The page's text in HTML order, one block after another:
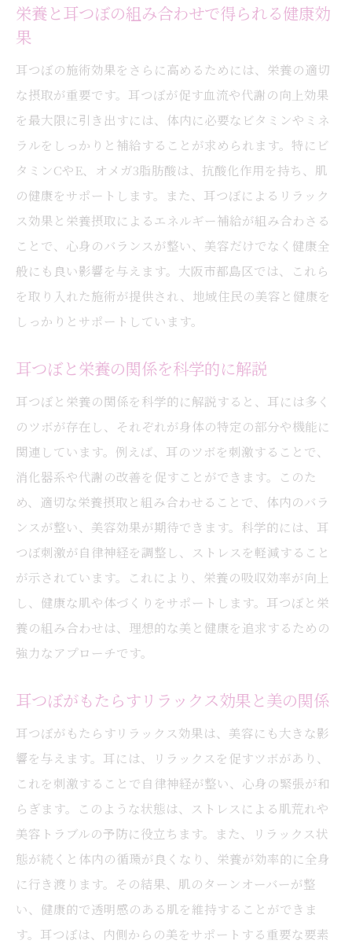
耳つぼと栄養の相乗効果で得る美容の秘訣
日常生活に取り入れる耳つぼと栄養のコツ
耳つぼと栄養を用いたホリスティックアプ
ローチ
内代町のサロンで耳つぼ美容法を試そう
内代町で人気の耳つぼサロンの選び方
耳つぼ施術を受ける前の準備と心構え
サロンでの耳つぼ体験後のアフターケア
耳つぼ施術がもたらす美肌効果
耳つぼサロンでの施術の流れとポイント
耳つぼ施術で得られるリラックス効果
ストレスケアとしての耳つぼの役割
耳つぼを通じて心身のバランスを整える
耳つぼがもたらす心理的な効果
耳つぼで癒されながら美しさを追求する
耳つぼと栄養で理想の美しさを実現する方法
耳つぼと栄養を組み合わせた美容法のメリ
ット
理想的な美容を実現するための栄養管理
耳つぼがもたらす美容効果を最大化するポ
耳つぼで理想のプロポーションを目指す
大阪市のプライベートサロンで耳つぼを体験
プライベートサロンでリラックスできる耳
つぼ体験
大阪市のサロンで味わう特別な耳つぼ施術
プライベートサロンが提供する耳つぼの特
典
栄養と耳つぼの組み合わせで得られる健康効
果
耳つぼの施術効果をさらに高めるためには、栄養の適切
な摂取が重要です。耳つぼが促す血流や代謝の向上効果
を最大限に引き出すには、体内に必要なビタミンやミネ
ラルをしっかりと補給することが求められます。特にビ
タミンCやE、オメガ3脂肪酸は、抗酸化作用を持ち、肌
の健康をサポートします。また、耳つぼによるリラック
ス効果と栄養摂取によるエネルギー補給が組み合わさる
ことで、心身のバランスが整い、美容だけでなく健康全
般にも良い影響を与えます。大阪市都島区では、これら
を取り入れた施術が提供され、地域住民の美容と健康を
しっかりとサポートしています。
耳つぼと栄養の関係を科学的に解説
耳つぼと栄養の関係を科学的に解説すると、耳には多く
のツボが存在し、それぞれが身体の特定の部分や機能に
関連しています。例えば、耳のツボを刺激することで、
消化器系や代謝の改善を促すことができます。このた
め、適切な栄養摂取と組み合わせることで、体内のバラ
ンスが整い、美容効果が期待できます。科学的には、耳
つぼ刺激が自律神経を調整し、ストレスを軽減すること
が示されています。これにより、栄養の吸収効率が向上
し、健康な肌や体づくりをサポートします。耳つぼと栄
養の組み合わせは、理想的な美と健康を追求するための
強力なアプローチです。
耳つぼがもたらすリラックス効果と美の関係
耳つぼがもたらすリラックス効果は、美容にも大きな影
響を与えます。耳には、リラックスを促すツボがあり、
これを刺激することで自律神経が整い、心身の緊張が和
らぎます。このような状態は、ストレスによる肌荒れや
美容トラブルの予防に役立ちます。また、リラックス状
態が続くと体内の循環が良くなり、栄養が効率的に全身
に行き渡ります。その結果、肌のターンオーバーが整
い、健康的で透明感のある肌を維持することができま
す。耳つぼは、内側からの美をサポートする重要な要素